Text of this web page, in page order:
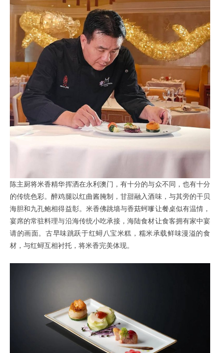
陈主厨将米香精华挥洒在永利澳门，有十分的与众不同，也有十分
的传统色彩。醉鸡腿以红曲酱腌制，甘甜融入酒味，与其旁的干贝
海胆和九孔鲍相得益彰。米香佛跳墙与香菇蚵嗲让餐桌似有温情，
宴席的常驻料理与沿海传统小吃承接，海陆食材让食客拥有家中宴
请的画面。古早味跳跃于红蟳八宝米糕，糯米承载鲜味漫溢的食
材，与红蟳互相衬托，将米香完美体现。